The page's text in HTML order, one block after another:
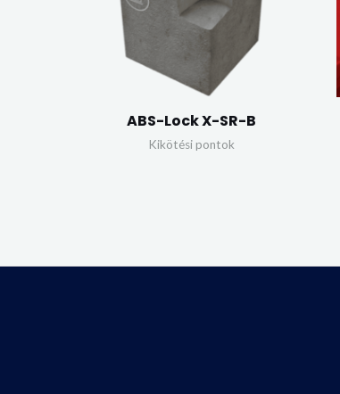
ABS-Lock X-SR-B
Kikötési pontok